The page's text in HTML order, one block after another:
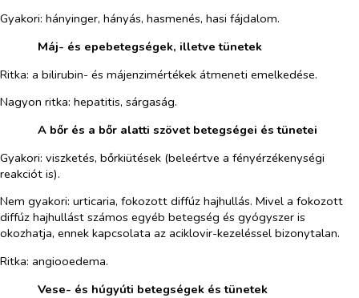
Gyakori: hányinger, hányás, hasmenés, hasi fájdalom.
Máj- és epebetegségek, illetve tünetek
Ritka: a bilirubin- és májenzimértékek átmeneti emelkedése.
Nagyon ritka: hepatitis, sárgaság.
A bőr és a bőr alatti szövet betegségei és tünetei
Gyakori: viszketés, bőrkiütések (beleértve a fényérzékenységi
reakciót is).
Nem gyakori: urticaria, fokozott diffúz hajhullás. Mivel a fokozott
diffúz hajhullást számos egyéb betegség és gyógyszer is
okozhatja, ennek kapcsolata az aciklovir-kezeléssel bizonytalan.
Ritka: angiooedema.
Vese- és húgyúti betegségek és tünetek